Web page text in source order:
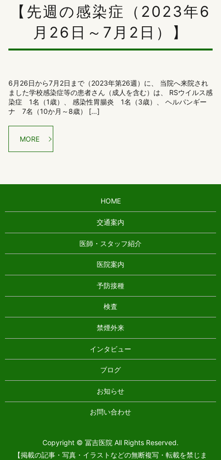
【先週の感染症（2023年6
月26日～7月2日）】
6月26日から7月2日まで（2023年第26週）に、 当院へ来院され
ました学校感染症等の患者さん（成人を含む）は、 RSウイルス感
染症 1名（1歳）、 感染性胃腸炎 1名（3歳）、 ヘルパンギー
ナ 7名（10か月～8歳） […]
MORE
HOME
交通案内
医師・スタッフ紹介
医院案内
予防接種
検査
禁煙外来
インタビュー
ブログ
お知らせ
お問い合わせ
Copyright © 冨吉医院 All Rights Reserved.
【掲載の記事・写真・イラストなどの無断複写・転載を禁じま